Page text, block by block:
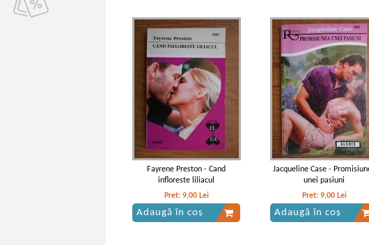
Fayrene Preston - Cand
infloreste liliacul
Pret: 9,00 Lei
Adaugă în coș
Jacqueline Case -
unei pasiuni
Pret: 9,00 Lei
Adaugă în coș